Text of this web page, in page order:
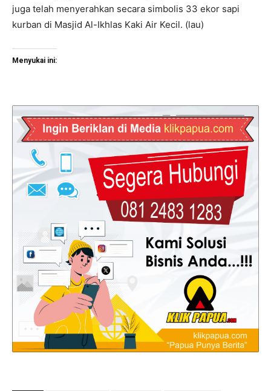
juga telah menyerahkan secara simbolis 33 ekor sapi
kurban di Masjid Al-Ikhlas Kaki Air Kecil. (lau)
Menyukai ini: